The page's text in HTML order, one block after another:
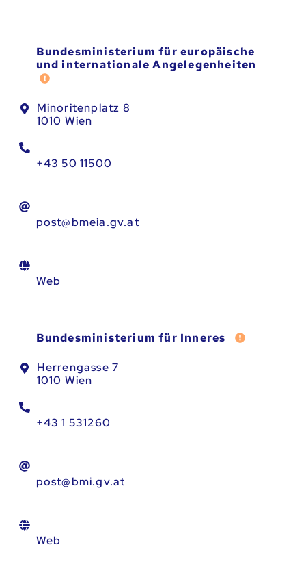
Bundesministerium für europäische
und internationale Angelegenheiten
Fehler melden
Minoritenplatz 8
1010 Wien
+43 50 11500
post@bmeia.gv.at
Web
Bundesministerium für Inneres Fehler
Herrengasse 7
1010 Wien
+43 1 531260
post@bmi.gv.at
Web